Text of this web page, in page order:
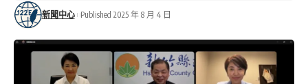
新聞中心 Published 2025 年 8 月 4 日